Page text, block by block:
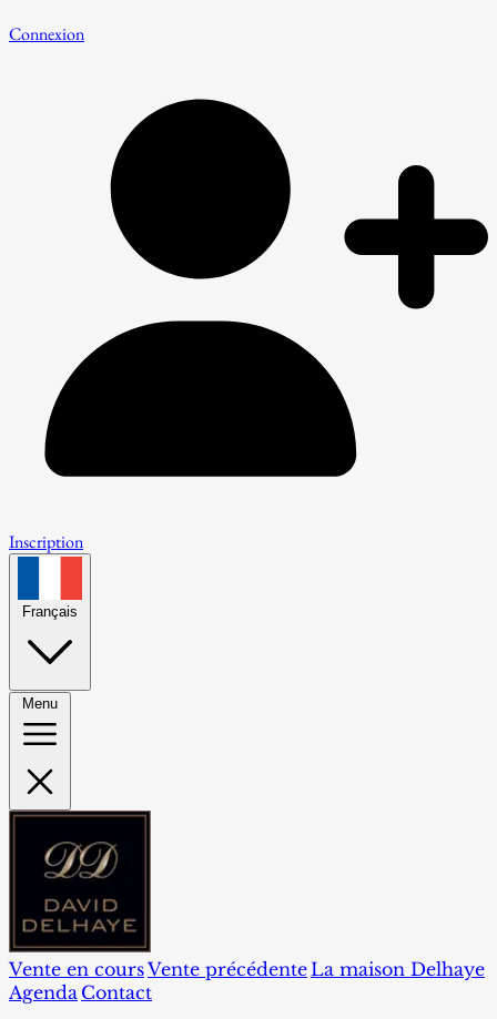
Connexion
Inscription
Français
Menu
Vente en coursVente précédente La maison Delhaye
Agenda Contact